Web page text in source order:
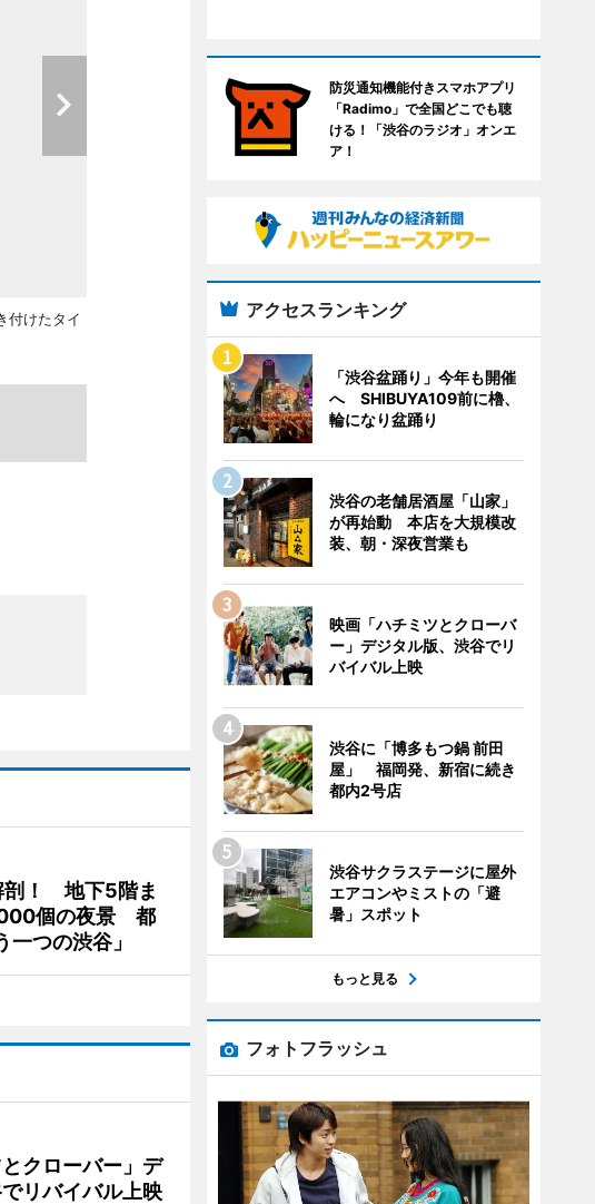
付けたタイ
剖！ 地下5階ま
個の夜景 都
つの渋谷」
クローバー」デ
リバイバル上映
防災通知機能付きスマホアプリ
「Radimo」で全国どこでも聴
ける！「渋谷のラジオ」オンエ
ア！
アクセスランキング
「渋谷盆踊り」今年も開催
へ SHIBUYA109前に櫓、
輪になり盆踊り
渋谷の老舗居酒屋「山家」
が再始動 本店を大規模改
装、朝・深夜営業も
映画「ハチミツとクローバ
ー」デジタル版、渋谷でリ
バイバル上映
渋谷に「博多もつ鍋 前田
屋」 福岡発、新宿に続き
都内2号店
渋谷サクラステージに屋外
エアコンやミストの「避
暑」スポット
もっと見る
フォトフラッシュ